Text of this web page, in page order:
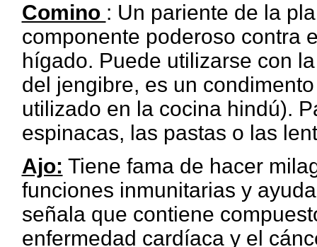
Comino : Un pariente de la
componente poderoso contra
hígado. Puede utilizarse con
del jengibre, es un
utilizado en la cocina hindú).
espinacas, las pastas o las
Ajo: Tiene fama de hacer
funciones inmunitarias y
señala que contiene
enfermedad cardíaca y el